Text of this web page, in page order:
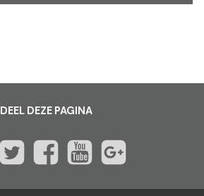
DEEL DEZE PAGINA